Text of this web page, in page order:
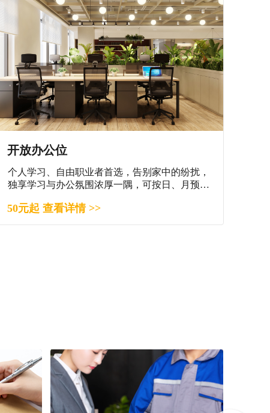
开放办公位
个人学习、自由职业者首选，告别家中的纷扰，
独享学习与办公氛围浓厚一隅，可按日、月预
50元起 查看详情 >>